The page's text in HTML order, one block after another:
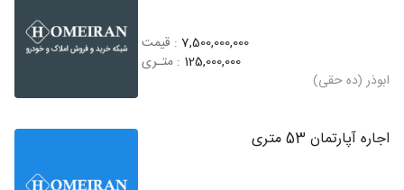
7,500,000,000 : قیمت
125,000,000 : متـری
ابوذر (ده حقی)
اجاره آپارتمان 53 متری